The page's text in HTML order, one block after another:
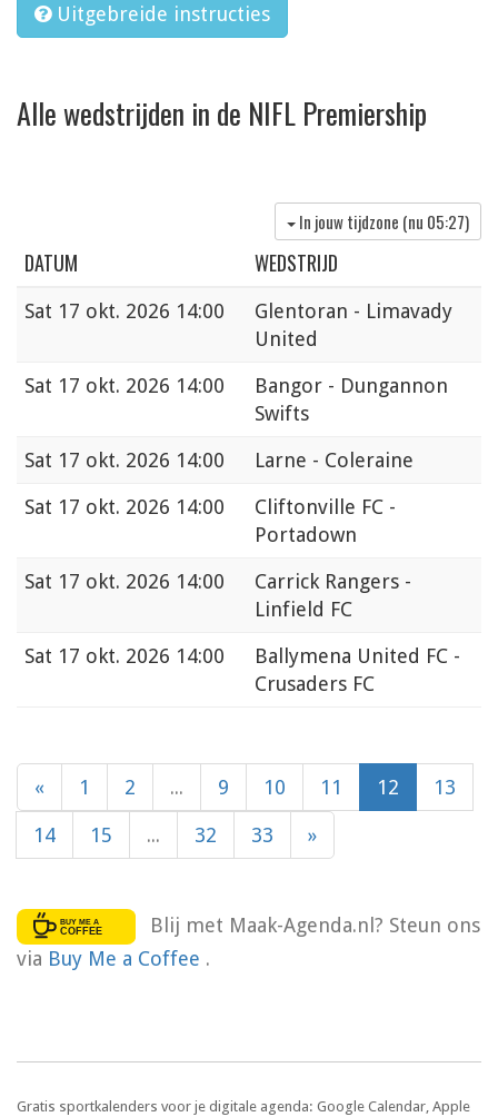
Uitgebreide instructies
Alle wedstrijden in de NIFL Premiership
In jouw tijdzone (nu 05:27)
DATUM WEDSTRIJD
Sat 17 okt. 2026 14:00
Glentoran - Limavady
United
Sat 17 okt. 2026 14:00
Bangor - Dungannon
Swifts
Sat 17 okt. 2026 14:00
Larne - Coleraine
Sat 17 okt. 2026 14:00
Cliftonville FC -
Portadown
Sat 17 okt. 2026 14:00
Carrick Rangers -
Linfield FC
Sat 17 okt. 2026 14:00
Ballymena United FC -
Crusaders FC
« 1 2 ... 9 10 11 12 13
14 15 ... 32 33 »
Blij met Maak-Agenda.nl? Steun ons
via Buy Me a Coffee .
Gratis sportkalenders voor je digitale agenda: Google Calendar, Apple